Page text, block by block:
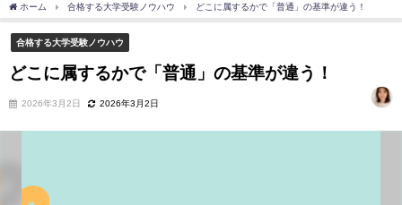
ホーム 合格する大学受験ノウハウ どこに属するかで「普通」の基準が違う！
合格する大学受験ノウハウ
どこに属するかで「普通」の基準が違う！
2026年3月2日 2026年3月2日